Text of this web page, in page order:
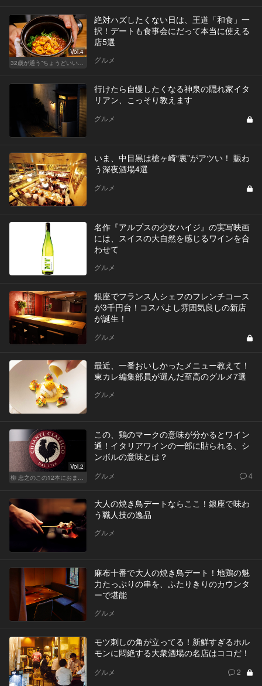
Vol.4
絶対ハズしたくない日は、王道「和食」一
択！デートも食事会にだって本当に使える
店5選
グルメ
行けたら自慢したくなる神泉の隠れ家イタ
リアン、こっそり教えます
グルメ
いま、中目黒は槍ヶ崎“裏”がアツい！ 賑わ
う深夜酒場4選
グルメ
名作『アルプスの少女ハイジ』の実写映画
には、スイスの大自然を感じるワインを合
わせて
グルメ
銀座でフランス人シェフのフレンチコース
が3千円台！コスパよし雰囲気良しの新店
が誕生！
グルメ
最近、一番おいしかったメニュー教えて！
東カレ編集部員が選んだ至高のグルメ7選
グルメ
Vol.2
この、鶏のマークの意味が分かるとワイン
通！イタリアワインの一部に貼られる、シ
ンボルの意味とは？
グルメ 4
大人の焼き鳥デートならここ！銀座で味わ
う職人技の逸品
グルメ
麻布十番で大人の焼き鳥デート！地鶏の魅
力たっぷりの串を、ふたりきりのカウンタ
ーで堪能
グルメ
モツ刺しの角が立ってる！新鮮すぎるホル
モンに悶絶する大衆酒場の名店はココだ！
グルメ 2